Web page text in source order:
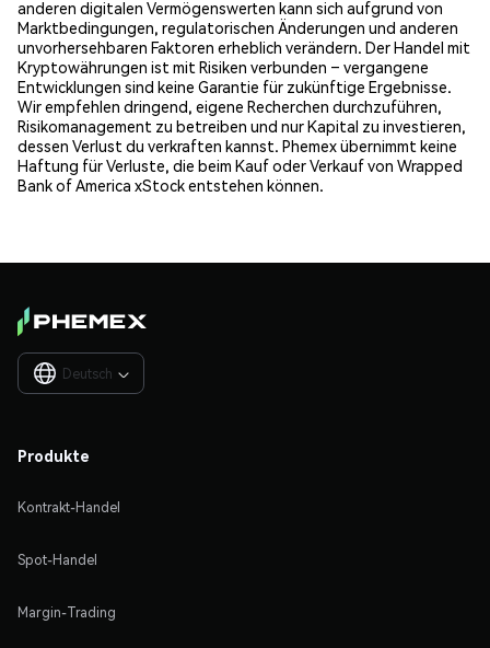
anderen digitalen Vermögenswerten kann sich aufgrund von
Marktbedingungen, regulatorischen Änderungen und anderen
unvorhersehbaren Faktoren erheblich verändern. Der Handel mit
Kryptowährungen ist mit Risiken verbunden – vergangene
Entwicklungen sind keine Garantie für zukünftige Ergebnisse.
Wir empfehlen dringend, eigene Recherchen durchzuführen,
Risikomanagement zu betreiben und nur Kapital zu investieren,
dessen Verlust du verkraften kannst. Phemex übernimmt keine
Haftung für Verluste, die beim Kauf oder Verkauf von Wrapped
Bank of America xStock entstehen können.
Deutsch 
Produkte
Kontrakt-Handel
Spot-Handel
Margin-Trading